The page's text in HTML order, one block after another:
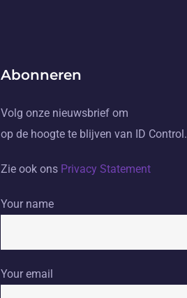
Abonneren
Volg onze nieuwsbrief om
op de hoogte te blijven van ID Control.
Zie ook ons Privacy Statement
Your name
Your email